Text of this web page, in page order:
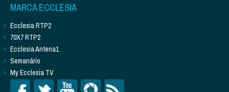
MARCA ECCLESIA
Ecclesia RTP2
70X7 RTP2
Ecclesia Antena1
Semanário
My Ecclesia TV